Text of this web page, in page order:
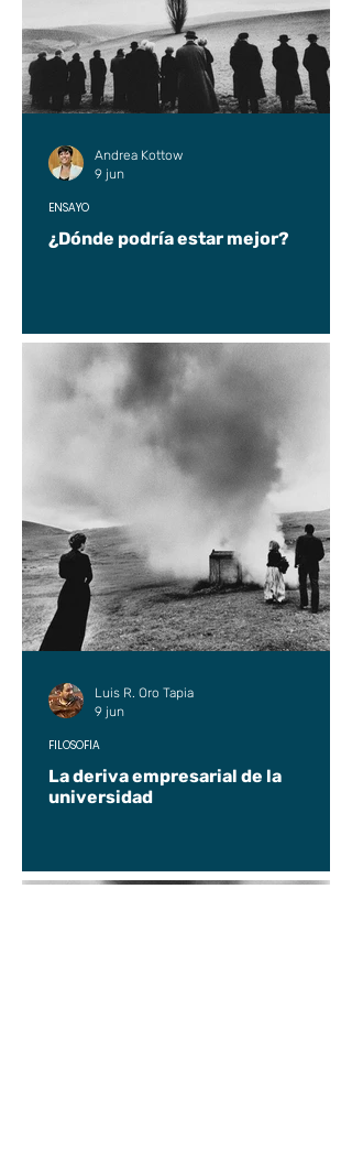
¿Dónde podría estar mejor?
ENSAYO
Andrea Kottow
9 jun
La deriva empresarial de la
universidad
FILOSOFÍA
Luis R. Oro Tapia
9 jun